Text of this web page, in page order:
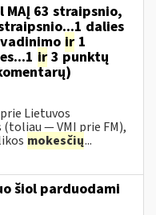
MAĮ 63 straipsnio,
dalies
ir 1
ir 3 punktų
Lietuvos
— VMI prie FM),
mokesčių...
šiol parduodami